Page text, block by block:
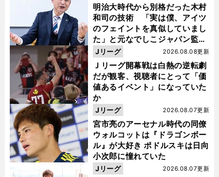
明治大時代から別格だった木村
和司の技術 「実は僕、アイツ
のフェイントを真似していまし
た」と元なでしこジャパン監
督・佐々木則夫
Ｊリーグ開幕戦は白熱の逆転劇
だが観客、視聴者にとって「価
値あるイベント」になっていた
か
2026.08.08更新
Jリーグ
宮市亮のアーセナル時代の同僚
ウォルコットは『ドラゴンボー
ル』が大好き ポドルスキは日向
小次郎に憧れていた
2026.08.07更新
Jリーグ
2026.08.07更新
Jリーグ